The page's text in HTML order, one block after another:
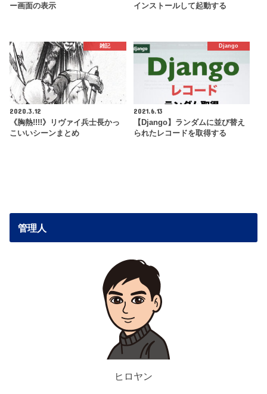
ー画面の表示 インストールして起動する
雑記
2020.3.12
《胸熱!!!!》リヴァイ兵士長かっ
こいいシーンまとめ
Django
2021.6.13
【Django】ランダムに並び替え
られたレコードを取得する
管理人
ヒロヤン